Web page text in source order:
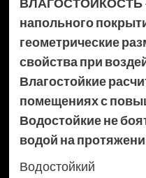
напольного
геометрические
свойства при
Влагостойкие
помещениях с
Водостойкие не
водой на
Водостойкий